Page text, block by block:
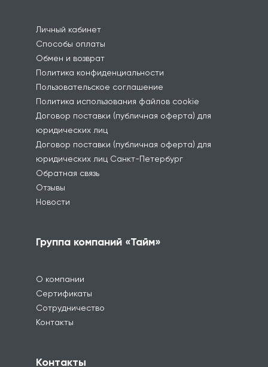
Личный кабинет
Способы оплаты
Обмен и возврат
Политика конфиденциальности
Пользовательское соглашение
Политика использования файлов cookie
Договор поставки (публичная оферта) для
юридических лиц
Договор поставки (публичная оферта) для
юридических лиц Санкт-Петербург
Обратная связь
Отзывы
Новости
Группа компаний «Тайм»
О компании
Сертификаты
Сотрудничество
Контакты
Контакты